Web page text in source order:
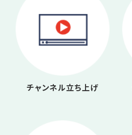
チャンネル立ち上げ